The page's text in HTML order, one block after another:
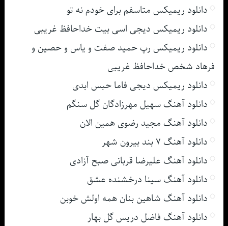
دانلود ریمیکس متاسفم برای خودم نه تو
دانلود ریمیکس دیجی اسی بیت خداحافظ غریبی
دانلود ریمیکس رپ حمید صفت و یاس و حصین و
فرهاد شخص خداحافظ غریبی
دانلود ریمیکس دیجی فاما حبس ابدی
دانلود آهنگ سهیل مهرزادگان گل سنگم
دانلود آهنگ مجید رضوی همین الان
دانلود آهنگ ۷ بند بیرون شهر
دانلود آهنگ علیرضا قربانی صبح آزادی
دانلود آهنگ سینا درخشنده عشق
دانلود آهنگ شاهین بنان همه اولش خوبن
دانلود آهنگ فاضل دریس گل بهار